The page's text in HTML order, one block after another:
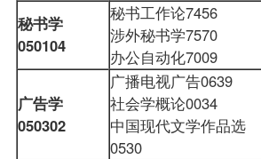
秘书学
050104
秘书工作论7456
涉外秘书学7570
办公自动化7009
广告学
050302
广播电视广告0639
社会学概论0034
中国现代文学作品选
0530